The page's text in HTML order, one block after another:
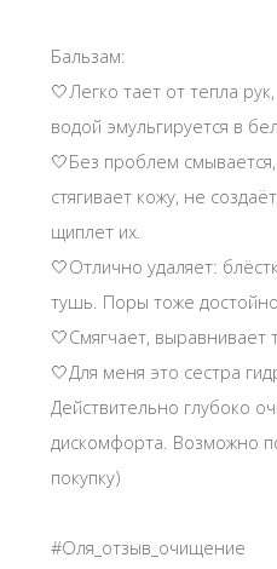
Бальзам:
🤍Легко тает от тепла
водой эмульгируется в
🤍Без проблем
стягивает кожу, не
щиплет их.
🤍Отлично удаляет:
тушь. Поры тоже
🤍Смягчает, выравнивает
🤍Для меня это сестра
Действительно глубоко
дискомфорта. Возможно
покупку)
#Оля_отзыв_очищение